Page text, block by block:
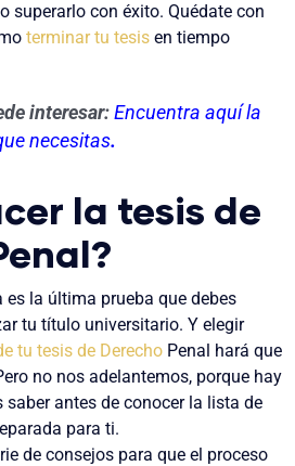
superarlo con éxito. Quédate con
terminar tu tesis en tiempo
interesar:Encuentra aquí la
necesitas.
la tesis de
es la última prueba que debes
tu título universitario. Y elegir
tu tesis de Derecho Penal hará que
no nos adelantemos, porque hay
saber antes de conocer la lista de
para ti.
de consejos para que el proceso